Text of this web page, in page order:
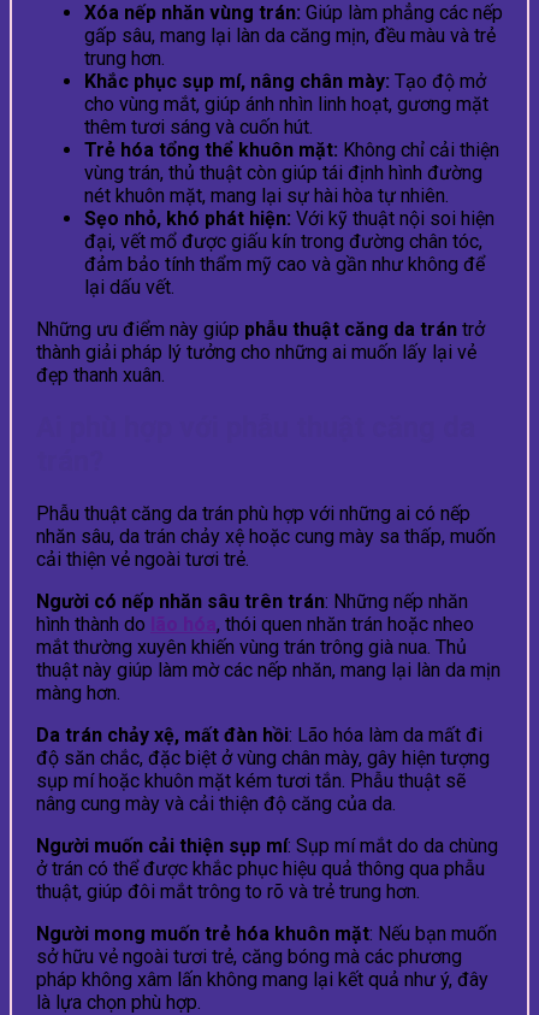
Xóa nếp nhăn vùng trán: Giúp làm phẳng các nếp
gấp sâu, mang lại làn da căng mịn, đều màu và trẻ
trung hơn.
Khắc phục sụp mí, nâng chân mày: Tạo độ mở
cho vùng mắt, giúp ánh nhìn linh hoạt, gương mặt
thêm tươi sáng và cuốn hút.
Trẻ hóa tổng thể khuôn mặt: Không chỉ cải thiện
vùng trán, thủ thuật còn giúp tái định hình đường
nét khuôn mặt, mang lại sự hài hòa tự nhiên.
Sẹo nhỏ, khó phát hiện: Với kỹ thuật nội soi hiện
đại, vết mổ được giấu kín trong đường chân tóc,
đảm bảo tính thẩm mỹ cao và gần như không để
lại dấu vết.
Những ưu điểm này giúp phẫu thuật căng da trán trở
thành giải pháp lý tưởng cho những ai muốn lấy lại vẻ
đẹp thanh xuân.
Phẫu thuật căng da trán phù hợp với những ai có nếp
nhăn sâu, da trán chảy xệ hoặc cung mày sa thấp, muốn
cải thiện vẻ ngoài tươi trẻ.
Người có nếp nhăn sâu trên trán: Những nếp nhăn
hình thành do
lão hóa, thói quen nhăn trán hoặc nheo
mắt thường xuyên khiến vùng trán trông già nua. Thủ
thuật này giúp làm mờ các nếp nhăn, mang lại làn da mịn
màng hơn.
Da trán chảy xệ, mất đàn hồi: Lão hóa làm da mất đi
độ săn chắc, đặc biệt ở vùng chân mày, gây hiện tượng
sụp mí hoặc khuôn mặt kém tươi tắn. Phẫu thuật sẽ
nâng cung mày và cải thiện độ căng của da.
Người muốn cải thiện sụp mí: Sụp mí mắt do da chùng
ở trán có thể được khắc phục hiệu quả thông qua phẫu
thuật, giúp đôi mắt trông to rõ và trẻ trung hơn.
Người mong muốn trẻ hóa khuôn mặt: Nếu bạn muốn
sở hữu vẻ ngoài tươi trẻ, căng bóng mà các phương
pháp không xâm lấn không mang lại kết quả như ý, đây
là lựa chọn phù hợp.